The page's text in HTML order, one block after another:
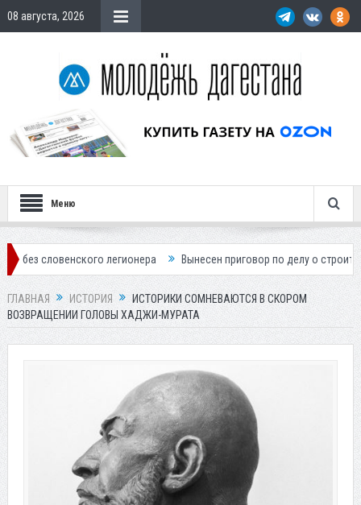
08 августа, 2026
Меню
легионера Вынесен приговор по делу о строительстве
ГЛАВНАЯ ИСТОРИЯ
ИСТОРИКИ СОМНЕВАЮТСЯ В СКОРОМ
ВОЗВРАЩЕНИИ ГОЛОВЫ ХАДЖИ-МУРАТА